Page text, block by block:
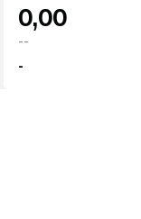
0,00
--
-